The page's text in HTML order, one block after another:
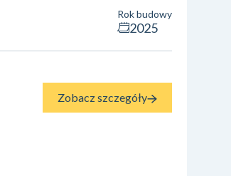
zł (10 700 zł/m²). Najważniejsze
salon z aneksem
Rok budowy
2025
Zobacz szczegóły